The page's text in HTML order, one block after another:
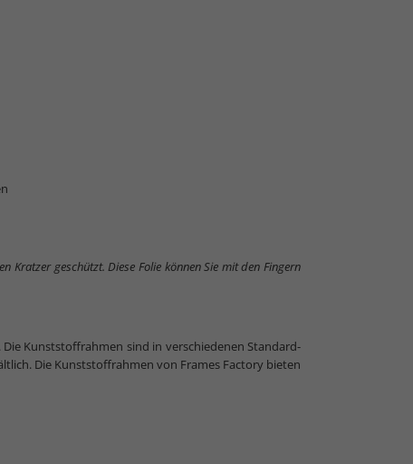
Kratzer geschützt. Diese Folie können Sie mit den Fingern
Kunststoffrahmen sind in verschiedenen Standard-
Die Kunststoffrahmen von Frames Factory bieten